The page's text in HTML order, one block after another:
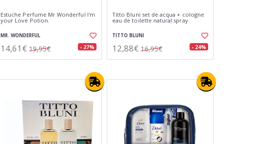
Estuche Perfume Mr Wonderful I'm
your Love Potion.
MR. WONDERFUL
14,61€ 19,95€ - 27%
Titto Bluni set de acqua + cologne
eau de toilette natural spray
TITTO BLUNI
12,88€ 16,95€ - 24%